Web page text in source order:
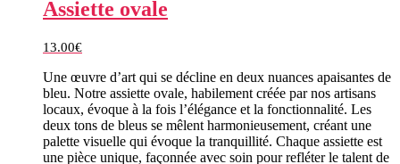
Assiette ovale
13.00€
Une œuvre d’art qui se décline en deux nuances apaisantes de
bleu. Notre assiette ovale, habilement créée par nos artisans
locaux, évoque à la fois l’élégance et la fonctionnalité. Les
deux tons de bleus se mêlent harmonieusement, créant une
palette visuelle qui évoque la tranquillité. Chaque assiette est
une pièce unique, façonnée avec soin pour refléter le talent de